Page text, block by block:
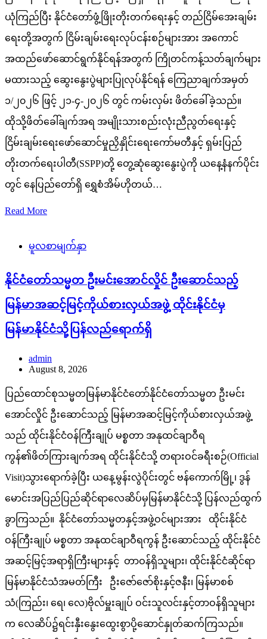
ယုံကြည်ပြီး နိုင်ငံတော်ဖွံ့ဖြိုးတိုးတက်ရေးနှင့် တည်ငြိမ်အေးချမ်း
ရေးတို့အတွက် ငြိမ်းချမ်းရေးလုပ်ငန်းစဉ်များအား အကောင်
အထည်ဖော်ဆောင်ရွက်နိုင်ရန်အတွက် ကြိုတင်ကန့်သတ်ချက်များ
မထားသည့် ဆွေးနွေးပွဲများပြုလုပ်နိုင်ရန် ကြေညာချက်အမှတ်
၁/၂၀၂၆ ဖြင့် ၂၁-၄-၂၀၂၆ တွင် ကမ်းလှမ်း ဖိတ်ခေါ်ခဲ့သည်။
ထိုသို့ဖိတ်ခေါ်ချက်အရ အမျိုးသားစည်းလုံးညီညွတ်ရေးနှင့်
ငြိမ်းချမ်းရေးဖော်ဆောင်မှုညှိနှိုင်းရေးကော်မတီနှင့် ရှမ်းပြည်
တိုးတက်ရေးပါတီ(SSPP)တို့ တွေ့ဆုံဆွေးနွေးပွဲကို ယနေ့နံနက်ပိုင်း
တွင် နေပြည်တော်ရှိ ရွှေစံအိမ်ဟိုတယ်…
Read More
မူလစာမျက်နှာ
နိုင်ငံတော်သမ္မတ ဦးမင်းအောင်လှိုင် ဦးဆောင်သည့်
မြန်မာအဆင့်မြင့်ကိုယ်စားလှယ်အဖွဲ့ ထိုင်းနိုင်ငံမှ
မြန်မာနိုင်ငံသို့ပြန်လည်ရောက်ရှိ
admin
August 8, 2026
ပြည်ထောင်စုသမ္မတမြန်မာနိုင်ငံတော်နိုင်ငံတော်သမ္မတ ဦးမင်း
အောင်လှိုင် ဦးဆောင်သည့် မြန်မာအဆင့်မြင့်ကိုယ်စားလှယ်အဖွဲ့
သည် ထိုင်းနိုင်ငံဝန်ကြီးချုပ် မစ္စတာ အနုထင်ချာဝီရ
ကွန်၏ဖိတ်ကြားချက်အရ ထိုင်းနိုင်ငံသို့ တရားဝင်ခရီးစဉ်(Official
Visit)သွားရောက်ခဲ့ပြီး ယနေ့မွန်းလွဲပိုင်းတွင် ဗန်ကောက်မြို့၊ ဒွန်
မောင်းအပြည်ပြည်ဆိုင်ရာလေဆိပ်မှမြန်မာနိုင်ငံသို့ ပြန်လည်ထွက်
ခွာကြသည်။ နိုင်ငံတော်သမ္မတနှင့်အဖွဲ့ဝင်များအား ထိုင်းနိုင်ငံ
ဝန်ကြီးချုပ် မစ္စတာ အနုထင်ချာဝီရကွန် ဦးဆောင်သည့် ထိုင်းနိုင်ငံ
အဆင့်မြင့်အရာရှိကြီးများနှင့် တာဝန်ရှိသူများ၊ ထိုင်းနိုင်ငံဆိုင်ရာ
မြန်မာနိုင်ငံသံအမတ်ကြီး ဦးဇော်ဇော်စိုးနှင့်ဇနီး၊ မြန်မာစစ်
သံ(ကြည်း၊ ရေ၊ လေ)ဗိုလ်မှူးချုပ် ဝင်းသူလင်းနှင့်တာဝန်ရှိသူများ
က လေဆိပ်၌ရင်းနှီးနွေးထွေးစွာပို့ဆောင်နှုတ်ဆက်ကြသည်။